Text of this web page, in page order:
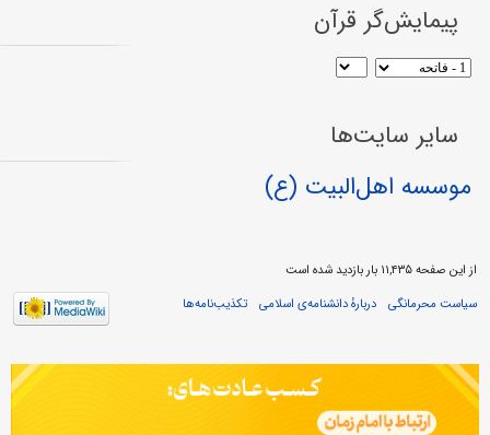
پیمایش‌گر قرآن
سایر سایت‌ها
موسسه اهل‌البیت (ع)
از این صفحه ۱۱,۴۳۵ بار بازدید شده است
سیاست محرمانگی
دربارهٔ دانشنامه‌ی اسلامی تکذیب‌نامه‌ها